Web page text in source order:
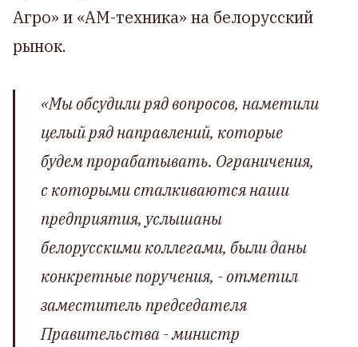
Агро» и «АМ-техника» на белорусский
рынок.
«Мы обсудили ряд вопросов, наметили
целый ряд направлений, которые
будем прорабатывать. Ограничения,
с которыми сталкиваются наши
предприятия, услышаны
белорусскими коллегами, были даны
конкретные поручения, - отметил
заместитель председателя
Правительства - министр